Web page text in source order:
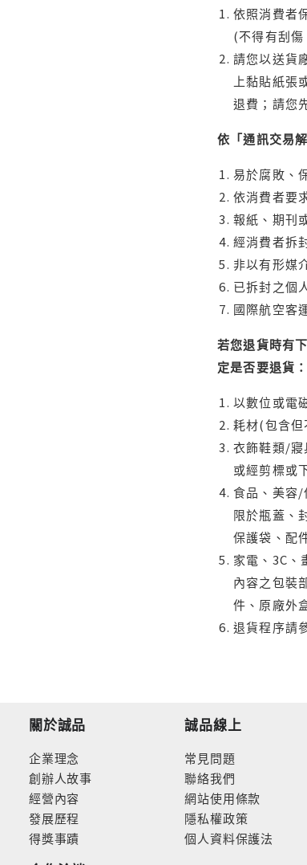
依照消費者
(不得有刮
請您以送貨
上黏貼紙張
退費；請您
依「通訊交易
易於腐敗、
依消費者要
報紙、期刊
經消費者拆
非以有形媒
已拆封之個
國際航空客
若您退貨時有
定是否要退貨：
以數位或電
耗材(包含但
衣飾鞋類/寢
或經剪標或
食品、美容/
限於瓶蓋、
保護袋、配
家電、3C、
內容之包裝
件、原廠外
退貨程序請
關於誠品
企業理念
創辦人故事
經營內容
發展歷程
得獎事蹟
誠品線上
常見問題
聯絡我們
網站使用條款
隱私權政策
個人資料保護法